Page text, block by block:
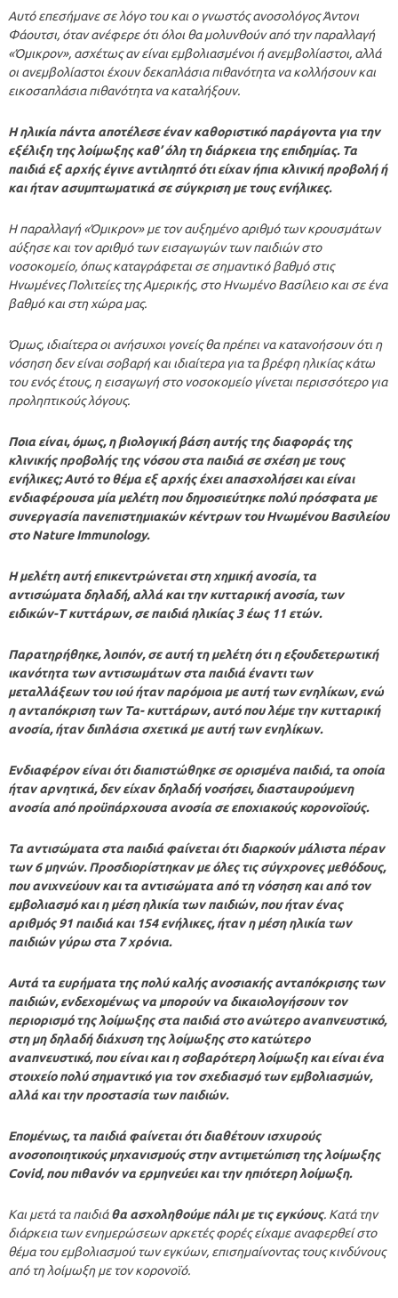
Αυτό επεσήμανε σε λόγο του και ο γνωστός ανοσολόγος Άντονι
Φάουτσι, όταν ανέφερε ότι όλοι θα μολυνθούν από την παραλλαγή
«Όμικρον», ασχέτως αν είναι εμβολιασμένοι ή ανεμβολίαστοι, αλλά
οι ανεμβολίαστοι έχουν δεκαπλάσια πιθανότητα να κολλήσουν και
εικοσαπλάσια πιθανότητα να καταλήξουν.
Η ηλικία πάντα αποτέλεσε έναν καθοριστικό παράγοντα για την
εξέλιξη της λοίμωξης καθ’ όλη τη διάρκεια της επιδημίας. Τα
παιδιά εξ αρχής έγινε αντιληπτό ότι είχαν ήπια κλινική προβολή ή
και ήταν ασυμπτωματικά σε σύγκριση με τους ενήλικες.
Η παραλλαγή «Όμικρον» με τον αυξημένο αριθμό των κρουσμάτων
αύξησε και τον αριθμό των εισαγωγών των παιδιών στο
νοσοκομείο, όπως καταγράφεται σε σημαντικό βαθμό στις
Ηνωμένες Πολιτείες της Αμερικής, στο Ηνωμένο Βασίλειο και σε ένα
βαθμό και στη χώρα μας.
Όμως, ιδιαίτερα οι ανήσυχοι γονείς θα πρέπει να κατανοήσουν ότι η
νόσηση δεν είναι σοβαρή και ιδιαίτερα για τα βρέφη ηλικίας κάτω
του ενός έτους, η εισαγωγή στο νοσοκομείο γίνεται περισσότερο για
προληπτικούς λόγους.
Ποια είναι, όμως, η βιολογική βάση αυτής της διαφοράς της
κλινικής προβολής της νόσου στα παιδιά σε σχέση με τους
ενήλικες; Αυτό το θέμα εξ αρχής έχει απασχολήσει και είναι
ενδιαφέρουσα μία μελέτη που δημοσιεύτηκε πολύ πρόσφατα με
συνεργασία πανεπιστημιακών κέντρων του Ηνωμένου Βασιλείου
στο Nature Immunology.
Η μελέτη αυτή επικεντρώνεται στη χημική ανοσία, τα
αντισώματα δηλαδή, αλλά και την κυτταρική ανοσία, των
ειδικών-T κυττάρων, σε παιδιά ηλικίας 3 έως 11 ετών.
Παρατηρήθηκε, λοιπόν, σε αυτή τη μελέτη ότι η εξουδετερωτική
ικανότητα των αντισωμάτων στα παιδιά έναντι των
μεταλλάξεων του ιού ήταν παρόμοια με αυτή των ενηλίκων, ενώ
η ανταπόκριση των Τα- κυττάρων, αυτό που λέμε την κυτταρική
ανοσία, ήταν διπλάσια σχετικά με αυτή των ενηλίκων.
Ενδιαφέρον είναι ότι διαπιστώθηκε σε ορισμένα παιδιά, τα οποία
ήταν αρνητικά, δεν είχαν δηλαδή νοσήσει, διασταυρούμενη
ανοσία από προϋπάρχουσα ανοσία σε εποχιακούς κορονοϊούς.
Τα αντισώματα στα παιδιά φαίνεται ότι διαρκούν μάλιστα πέραν
των 6 μηνών. Προσδιορίστηκαν με όλες τις σύγχρονες μεθόδους,
που ανιχνεύουν και τα αντισώματα από τη νόσηση και από τον
εμβολιασμό και η μέση ηλικία των παιδιών, που ήταν ένας
αριθμός 91 παιδιά και 154 ενήλικες, ήταν η μέση ηλικία των
παιδιών γύρω στα 7 χρόνια.
Αυτά τα ευρήματα της πολύ καλής ανοσιακής ανταπόκρισης των
παιδιών, ενδεχομένως να μπορούν να δικαιολογήσουν τον
περιορισμό της λοίμωξης στα παιδιά στο ανώτερο αναπνευστικό,
στη μη δηλαδή διάχυση της λοίμωξης στο κατώτερο
αναπνευστικό, που είναι και η σοβαρότερη λοίμωξη και είναι ένα
στοιχείο πολύ σημαντικό για τον σχεδιασμό των εμβολιασμών,
αλλά και την προστασία των παιδιών.
Επομένως, τα παιδιά φαίνεται ότι διαθέτουν ισχυρούς
ανοσοποιητικούς μηχανισμούς στην αντιμετώπιση της λοίμωξης
Covid, που πιθανόν να ερμηνεύει και την ηπιότερη λοίμωξη.
Και μετά τα παιδιάθα ασχοληθούμε πάλι με τις εγκύους. Κατά την
διάρκεια των ενημερώσεων αρκετές φορές είχαμε αναφερθεί στο
θέμα του εμβολιασμού των εγκύων, επισημαίνοντας τους κινδύνους
από τη λοίμωξη με τον κορονοϊό.